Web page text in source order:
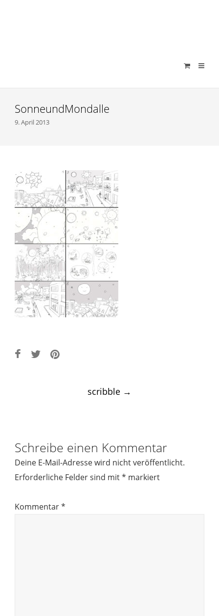
SonneundMondalle
9. April 2013
scribble →
Schreibe einen Kommentar
Deine E-Mail-Adresse wird nicht veröffentlicht.
Erforderliche Felder sind mit* markiert
Kommentar*